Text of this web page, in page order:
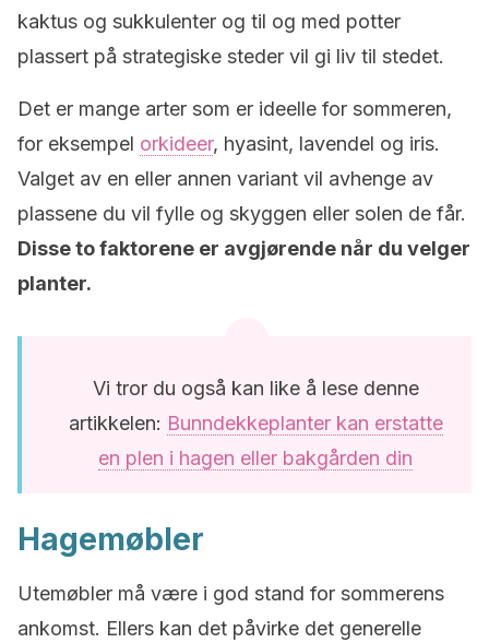
kaktus og sukkulenter og til og med potter
plassert på strategiske steder vil gi liv til stedet.
Det er mange arter som er ideelle for sommeren,
for eksempel orkideer, hyasint, lavendel og iris.
Valget av en eller annen variant vil avhenge av
plassene du vil fylle og skyggen eller solen de får.
Disse to faktorene er avgjørende når du velger
planter.
Vi tror du også kan like å lese denne
artikkelen: Bunndekkeplanter kan erstatte
en plen i hagen eller bakgården din
Hagemøbler
Utemøbler må være i god stand for sommerens
ankomst. Ellers kan det påvirke det generelle